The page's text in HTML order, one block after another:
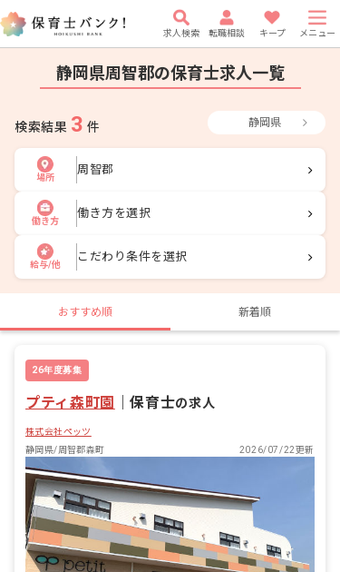
求人検索 転職相談 キープ メニュー
静岡県周智郡の保育士求人一覧
検索結果 3 件 静岡県
場所
周智郡
働き方
働き方を選択
給与/他
こだわり条件を選択
おすすめ順 新着順
26年度募集
プティ森町園 ｜保育士の求人
株式会社ペッツ
静岡県/周智郡森町
2026/07/22更新